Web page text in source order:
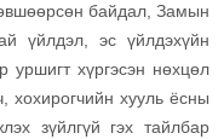
байдал, Замын
үйлдэл, эс үйлдэхүйн
уршигт хүргэсэн нөхцөл
хохирогчийн хууль ёсны
зүйлгүй гэх тайлбар